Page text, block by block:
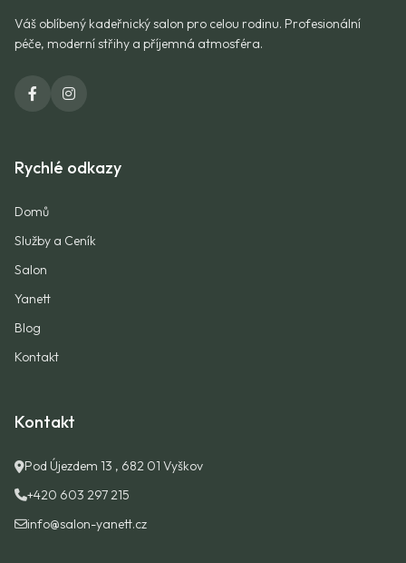
Váš oblíbený kadeřnický salon pro celou rodinu. Profesionální
péče, moderní střihy a příjemná atmosféra.
Rychlé odkazy
Domů
Služby a Ceník
Salon
Yanett
Blog
Kontakt
Kontakt
Pod Újezdem 13 , 682 01 Vyškov
+420 603 297 215
info@salon-yanett.cz